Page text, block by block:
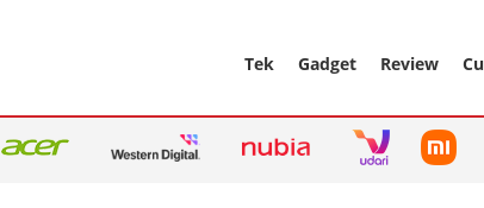
Tek Gadget Review